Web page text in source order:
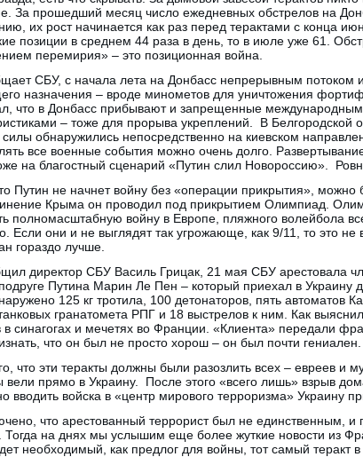
За прошедший месяц число ежедневных обстрелов на
их рост начинается как раз перед терактами с конца
позиции в среднем 44 раза в день, то в июле уже 61.
перемирия» – это позиционная война.
СБУ, с начала лета на Донбасс непрерывным потоком
назначения – вроде минометов для уничтожения
что в Донбасс прибывают и запрещенные
– тоже для прорыва укреплений. В Белгородской
обнаружились непосредственно на киевском
все военные события можно очень долго.
на благостный сценарий «Путин слил Новороссию».
Путин не начнет войну без «операции прикрытия», можно
Крыма он проводил под прикрытием Олимпиад.
полномасштабную войну в Европе, пляжного волейбола
Если они и не выглядят так угрожающе, как 9/11, то это
гораздо лучше.
директор СБУ Василь Грицак, 21 мая СБУ арестовала
Путина Марин Ле Пен – который приехал в Украину
125 кг тротила, 100 детонаторов, пять автоматов
гранатомета РПГ и 18 выстрелов к ним. Как
в синагогах и мечетях во Франции. «Клиента» передали
что он был не просто хорош – он был почти гениален.
что эти теракты должны были разозлить всех – евреев и
вели прямо в Украину. После этого «всего лишь» взрыв
вводить войска в «центр мирового терроризма» Украину
что арестованный террорист был не единственным,
Тогда на днях мы услышим еще более жуткие новости из
необходимый, как предлог для войны, тот самый теракт в